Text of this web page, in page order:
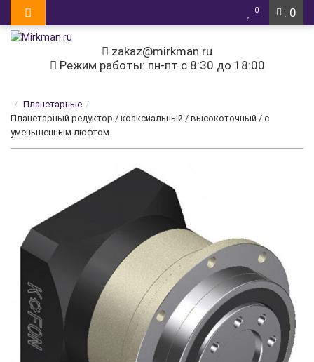
: 0
0
zakaz@mirkman.ru
Режим работы: пн-пт с 8:30 до 18:00
Планетарные
Планетарный редуктор / коаксиальный / высокоточный / с
уменьшенным люфтом